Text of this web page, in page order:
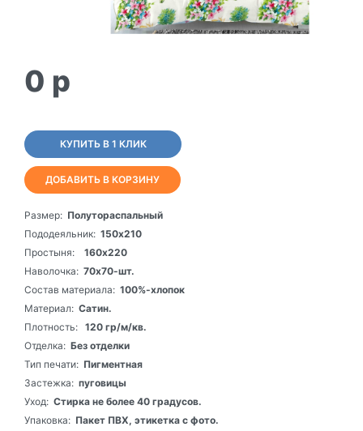
0 p
КУПИТЬ В 1 КЛИК
ДОБАВИТЬ В КОРЗИНУ
Размер: Полутораспальный
Пододеяльник: 150х210
Простыня:
160х220
Наволочка: 70х70-шт.
Состав материала: 100%-хлопок
Материал: Сатин.
Плотность: 120 гр/м/кв.
Отделка: Без отделки
Тип печати: Пигментная
Застежка: пуговицы
Уход: Стирка не более 40 градусов.
Упаковка: Пакет ПВХ, этикетка с фото.